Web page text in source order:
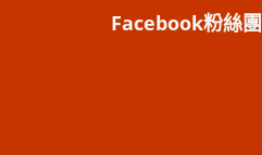
Facebook粉絲團